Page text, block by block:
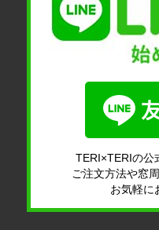
TERI×TERIの公
ご注文方法や窓
お気軽に